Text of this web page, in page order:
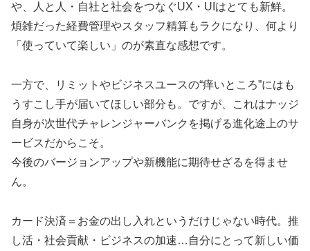
や、人と人・自社と社会をつなぐUX・UIはとても新鮮。
煩雑だった経費管理やスタッフ精算もラクになり、何より
「使っていて楽しい」のが素直な感想です。
一方で、リミットやビジネスユースの“痒いところ”にはも
うすこし手が届いてほしい部分も。ですが、これはナッジ
自身が次世代チャレンジャーバンクを掲げる進化途上のサ
ービスだからこそ。
今後のバージョンアップや新機能に期待せざるを得ませ
ん。
カード決済＝お金の出し入れというだけじゃない時代。推
し活・社会貢献・ビジネスの加速…自分にとって新しい価